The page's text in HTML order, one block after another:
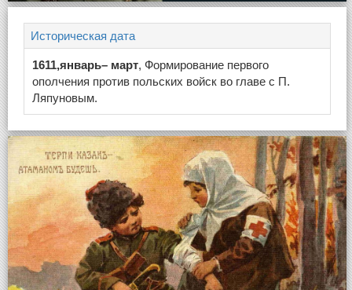
Историческая дата
1611,январь– март, Формирование первого
ополчения против польских войск во главе с П.
Ляпуновым.